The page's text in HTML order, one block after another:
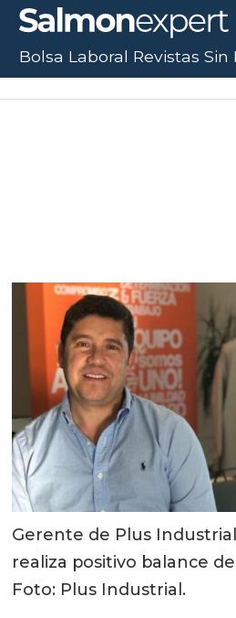
Gerente de Plus
realiza positivo balance
Foto: Plus Industrial.
Bolsa Laboral Revistas Sin